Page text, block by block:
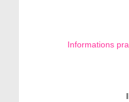
Informations